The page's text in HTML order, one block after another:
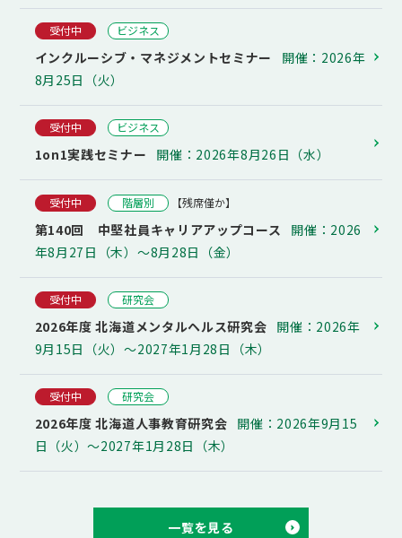
受付中 ビジネス
インクルーシブ・マネジメントセミナー
開催：2026年
8月25日（火）
受付中 ビジネス
1on1実践セミナー 開催：2026年8月26日（水）
受付中 階層別 【残席僅か】
第140回 中堅社員キャリアアップコース
開催：2026
年8月27日（木）～8月28日（金）
受付中 研究会
2026年度 北海道メンタルヘルス研究会 開催：2026年
9月15日（火）～2027年1月28日（木）
受付中 研究会
2026年度 北海道人事教育研究会 開催：2026年9月15
日（火）～2027年1月28日（木）
一覧を見る